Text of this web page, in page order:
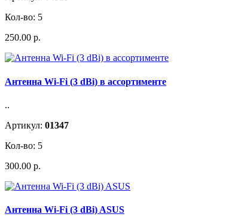
Кол-во: 5
250.00 р.
Антенна Wi-Fi (3 dBi) в ассортименте
..
Артикул: 01347
Кол-во: 5
300.00 р.
Антенна Wi-Fi (3 dBi) ASUS